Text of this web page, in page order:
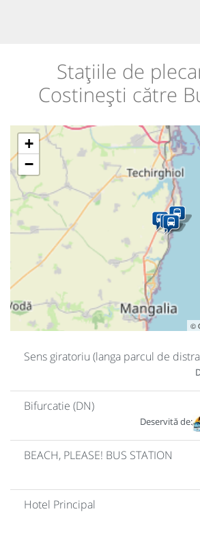
Stațiile de
Costinești către
+
−
©
Sens giratoriu (langa parcul de
Bifurcatie (DN)
Deservită de:
BEACH, PLEASE! BUS STATION
Hotel Principal